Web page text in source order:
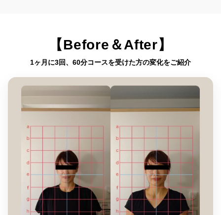
【Before＆After】
1ヶ月に3回、60分コースを受けた方の変化をご紹介